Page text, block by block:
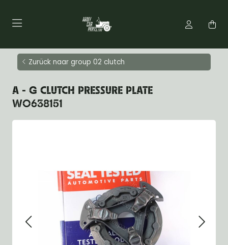
Zurück naar group 02 clutch
A - G CLUTCH PRESSURE PLATE
WO638151